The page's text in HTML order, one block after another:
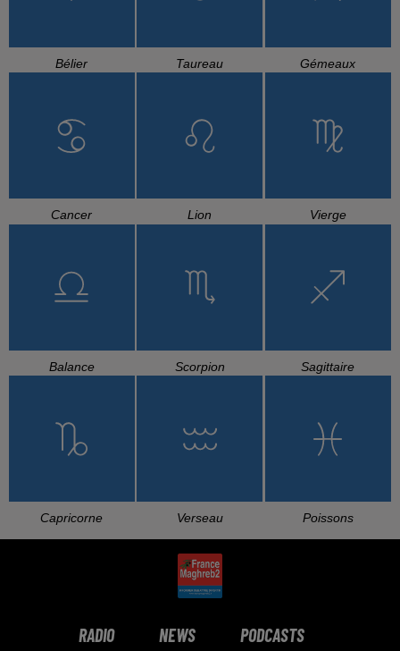
Bélier Taureau Gémeaux
Cancer Lion Vierge
Balance Scorpion Sagittaire
Capricorne Verseau Poissons
RADIO NEWS PODCASTS